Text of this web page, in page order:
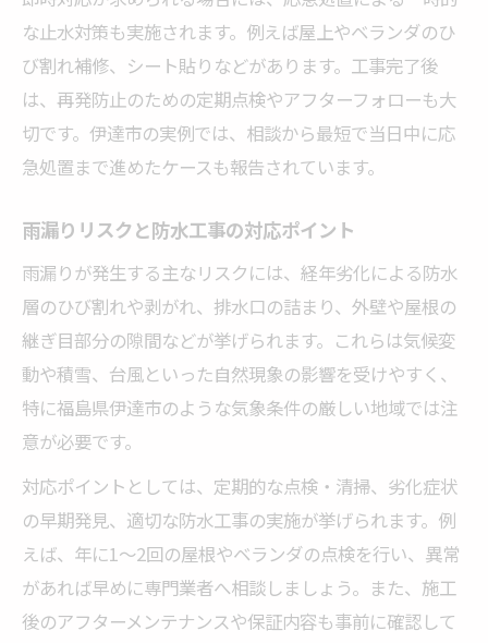
な止水対策も実施されます。例えば屋上やベランダのひ
び割れ補修、シート貼りなどがあります。工事完了後
は、再発防止のための定期点検やアフターフォローも大
切です。伊達市の実例では、相談から最短で当日中に応
急処置まで進めたケースも報告されています。
雨漏りリスクと防水工事の対応ポイント
雨漏りが発生する主なリスクには、経年劣化による防水
層のひび割れや剥がれ、排水口の詰まり、外壁や屋根の
継ぎ目部分の隙間などが挙げられます。これらは気候変
動や積雪、台風といった自然現象の影響を受けやすく、
特に福島県伊達市のような気象条件の厳しい地域では注
意が必要です。
対応ポイントとしては、定期的な点検・清掃、劣化症状
の早期発見、適切な防水工事の実施が挙げられます。例
えば、年に1〜2回の屋根やベランダの点検を行い、異常
があれば早めに専門業者へ相談しましょう。また、施工
後のアフターメンテナンスや保証内容も事前に確認して